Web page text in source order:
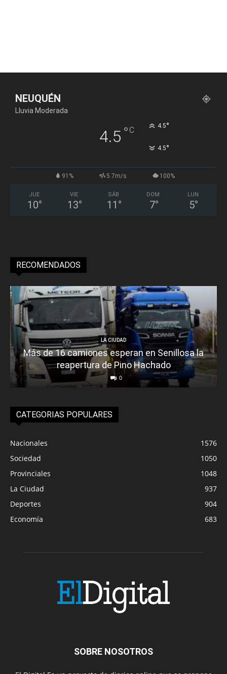
NEUQUÉN
Lluvia Moderada
4.5 °C 4.5°
4.5°
91% 5.7m/s 100%
JUE
10°
VIE
13°
SÁB
11 °
DOM
7°
LUN
5°
RECOMENDADOS
LA CIUDAD
Más de 16 camiones esperan en Senillosa la
reapertura de Pino Hachado
0
CATEGORIAS POPULARES
Nacionales
1576
Sociedad
1050
Provinciales
1048
La Ciudad
937
Deportes
904
Economía
683
SOBRE NOSOTROS